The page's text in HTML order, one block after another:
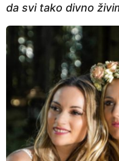
da svi tako divno